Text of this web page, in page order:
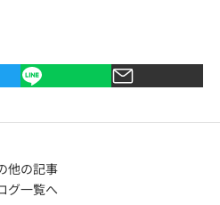
他の記事
グ一覧へ